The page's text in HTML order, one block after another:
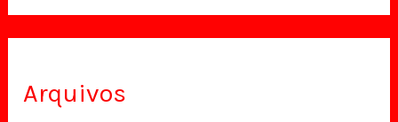
Arquivos